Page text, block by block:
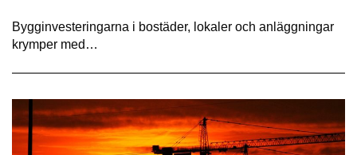
Bygginvesteringarna i bostäder, lokaler och anläggningar
krymper med…